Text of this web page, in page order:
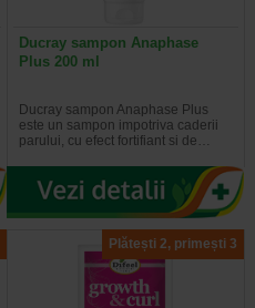
Ducray sampon Anaphase
Plus 200 ml
Ducray sampon Anaphase Plus
este un sampon impotriva caderii
parului, cu efect fortifiant si de…
Plătești 2, primești 3